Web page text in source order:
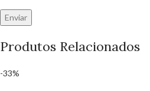
Produtos Relacionados
-33%